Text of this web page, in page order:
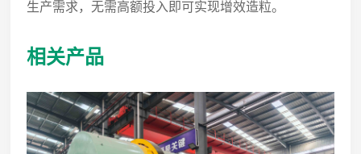
生产需求，无需高额投入即可实现增效造粒。
相关产品